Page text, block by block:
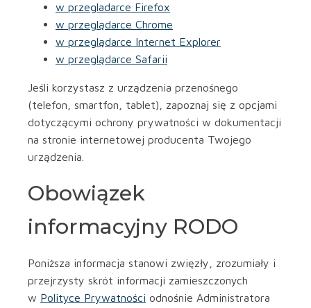
w przegladarce Firefox
w przeglądarce Chrome
w przeglądarce Internet Explorer
w przeglądarce Safarii
Jeśli korzystasz z urządzenia przenośnego
(telefon, smartfon, tablet), zapoznaj się z opcjami
dotyczącymi ochrony prywatności w dokumentacji
na stronie internetowej producenta Twojego
urządzenia.
Obowiązek
informacyjny RODO
Poniższa informacja stanowi zwięzły, zrozumiały i
przejrzysty skrót informacji zamieszczonych
w Polityce Prywatności odnośnie Administratora